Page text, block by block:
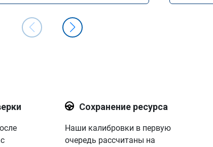
Сохранение ресурса
Наши калибровки в первую
очередь рассчитаны на